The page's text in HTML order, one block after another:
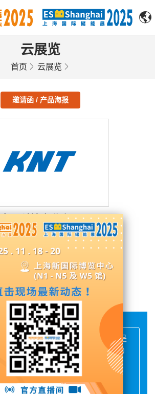
云展览
首页 云展览
邀请函 / 产品海报
尼科技实业有限公司
展台号: N2馆 - N2J25
系供应商
业有限公司（简称康尼科技），是
份有限公司（股票代码：603111）
康尼科技专业从事各类动力连接
、控制连接器及其周边产品的研
服务，公司产品广泛用于轨道交